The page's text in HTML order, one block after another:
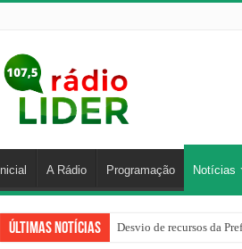
Inicial A Rádio Programação Notícias
Últimas Notícias Desvio de recursos da